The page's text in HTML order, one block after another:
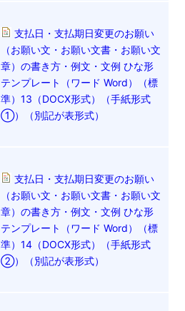
支払日・支払期日変更のお願い
（お願い文・お願い文書・お願い文
章）の書き方・例文・文例 ひな形
テンプレート（ワード Word）（標
準）13（DOCX形式）（手紙形式
①）（別記が表形式）
支払日・支払期日変更のお願い
（お願い文・お願い文書・お願い文
章）の書き方・例文・文例 ひな形
テンプレート（ワード Word）（標
準）14（DOCX形式）（手紙形式
②）（別記が表形式）